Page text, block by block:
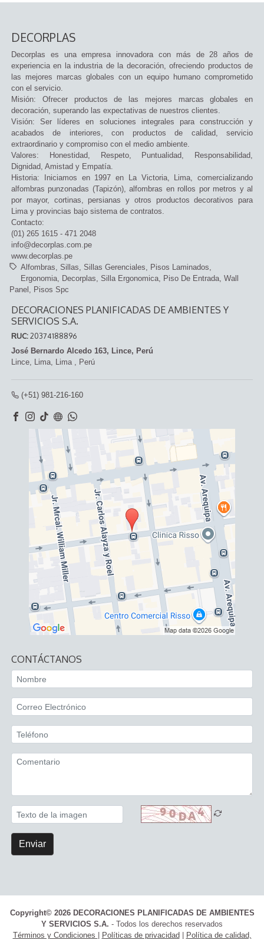
DECORPLAS
Decorplas es una empresa innovadora con más de 28 años de
experiencia en la industria de la decoración, ofreciendo productos de
las mejores marcas globales con un equipo humano comprometido
con el servicio.
Misión: Ofrecer productos de las mejores marcas globales en
decoración, superando las expectativas de nuestros clientes.
Visión: Ser líderes en soluciones integrales para construcción y
acabados de interiores, con productos de calidad, servicio
extraordinario y compromiso con el medio ambiente.
Valores: Honestidad, Respeto, Puntualidad, Responsabilidad,
Dignidad, Amistad y Empatía.
Historia: Iniciamos en 1997 en La Victoria, Lima, comercializando
alfombras punzonadas (Tapizón), alfombras en rollos por metros y al
por mayor, cortinas, persianas y otros productos decorativos para
Lima y provincias bajo sistema de contratos.
Contacto:
(01) 265 1615 - 471 2048
info@decorplas.com.pe
www.decorplas.pe
Alfombras
Sillas Sillas Gerenciales
Pisos Laminados
Ergonomia
Decorplas Silla Ergonomica Piso De Entrada Wall
Panel
Pisos Spc
DECORACIONES PLANIFICADAS DE AMBIENTES Y
SERVICIOS S.A.
RUC:20374188896
José Bernardo Alcedo 163, Lince, Perú
Lince, Lima, Lima , Perú
(+51) 981-216-160
CONTÁCTANOS
Enviar
Copyright© 2026 DECORACIONES PLANIFICADAS DE AMBIENTES
Y SERVICIOS S.A. - Todos los derechos reservados
Términos y Condiciones
Políticas de privacidad Política de calidad,